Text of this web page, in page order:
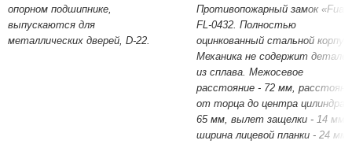
опорном подшипнике,
выпускаются для
металлических дверей, D-22.
Противопожарный замок
FL-0432. Полностью
оцинкованный стальной корпус.
Механика не содержит деталей
из сплава. Межосевое
расстояние - 72 мм,
от торца до центра цилиндра -
65 мм, вылет защелки - 14 мм,
ширина лицевой планки - 24 мм.